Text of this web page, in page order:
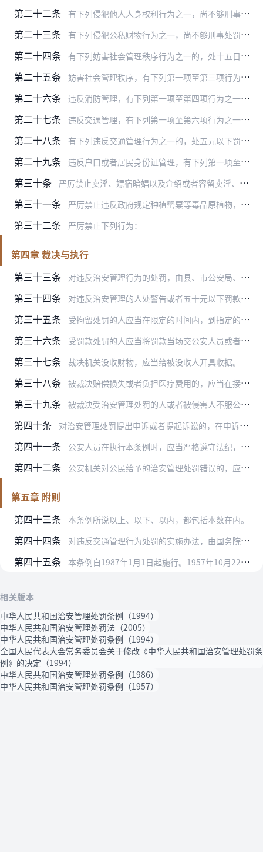
第二十二条 有下列侵犯他人人身权利行为之一，尚不够刑事处罚的，处十五日以下拘留、二百元以下罚款或者警告：
第二十三条 有下列侵犯公私财物行为之一，尚不够刑事处罚的，处十五日以下拘留或者警告，可以单处或者并处二百元以下罚款：
第二十四条 有下列妨害社会管理秩序行为之一的，处十五日以下拘留、二百元以下罚款或者警告：
第二十五条 妨害社会管理秩序，有下列第一项至第三项行为之一的，处二百元以下罚款或者警告；有第四项至第七项行为之一的，处五十元以下罚款或者警告：
第二十六条 违反消防管理，有下列第一项至第四项行为之一的，处十日以下拘留、一百元以下罚款或者警告；有第五项至第八项行为之一的，处一百元以下罚款或者警告：
第二十七条 违反交通管理，有下列第一项至第六项行为之一的，处十五日以下拘留、二百元以下罚款或者警告；有第七项至第十一项行为之一的，处五十元以下罚款或者警告：
第二十八条 有下列违反交通管理行为之一的，处五元以下罚款或者警告：
第二十九条 违反户口或者居民身份证管理，有下列第一项至第三项行为之一的，处五十元以下罚款或者警告；有第四项或者第五项行为的，处一百元以下罚款或者警告：
第三十条 严厉禁止卖淫、嫖宿暗娼以及介绍或者容留卖淫、嫖宿暗娼，违者处十五日以下拘留、警告、责令具结悔过或者依照规定实行劳动教养，可以并处五千元以下罚款；构成犯罪的，依法…
第三十一条 严厉禁止违反政府规定种植罂粟等毒品原植物，违者除铲除其所种罂粟等毒品原植物以外，处十五日以下拘留，可以单处或者并处三千元以下罚款；构成犯罪的，依法追究刑事责任。
第三十二条 严厉禁止下列行为：
第四章 裁决与执行
第三十三条
对违反治安管理行为的处罚，由县、市公安局、公安分局或者相当于县一级的公安机关裁决。
第三十四条 对违反治安管理的人处警告或者五十元以下罚款的，或者罚款数额超过五十元，被处罚人没有异议的，可以由公安人员当场处罚。
第三十五条 受拘留处罚的人应当在限定的时间内，到指定的拘留所接受处罚。对抗拒执行的，强制执行。
第三十六条 受罚款处罚的人应当将罚款当场交公安人员或者在接到罚款通知或者裁决书后五日内送交指定的公安机关。无正当理由逾期不交纳的，可以按日增加罚款一元至五元。拒绝交纳罚款的…
第三十七条 裁决机关没收财物，应当给被没收人开具收据。
第三十八条 被裁决赔偿损失或者负担医疗费用的，应当在接到裁决书后五日内将费用交裁决机关代转；数额较大的，可以分期交纳。拒不交纳的，由裁决机关通知其所在单位从本人工资中扣除，…
第三十九条 被裁决受治安管理处罚的人或者被侵害人不服公安机关或者乡（镇）人民政府裁决的，在接到通知后五日内，可以向上一级公安机关提出申诉，由上一级公安机关在接到申诉后五日内…
第四十条 对治安管理处罚提出申诉或者提起诉讼的，在申诉和诉讼期间原裁决继续执行。
第四十一条 公安人员在执行本条例时，应当严格遵守法纪，秉公执法，不得徇私舞弊。禁止对违反治安管理的人打骂、虐待或者侮辱。违反的给予行政处分；构成犯罪的，依法追究刑事责任。
第四十二条 公安机关对公民给予的治安管理处罚错误的，应当向受处罚人承认错误，退回罚款及没收的财物；对受处罚人的合法权益造成损害的，应当赔偿损失。
第五章 附则
第四十三条
本条例所说以上、以下、以内，都包括本数在内。
第四十四条 对违反交通管理行为处罚的实施办法，由国务院另行制定。
第四十五条 本条例自1987年1月1日起施行。1957年10月22日公布的《中华人民共和国治安管理处罚条例》同时废止。
相关版本
中华人民共和国治安管理处罚条例（1994）
中华人民共和国治安管理处罚法（2005）
中华人民共和国治安管理处罚条例（1994）
全国人民代表大会常务委员会关于修改《中华人民共和国治安管理处罚条
例》的决定（1994）
中华人民共和国治安管理处罚条例（1986）
中华人民共和国治安管理处罚条例（1957）